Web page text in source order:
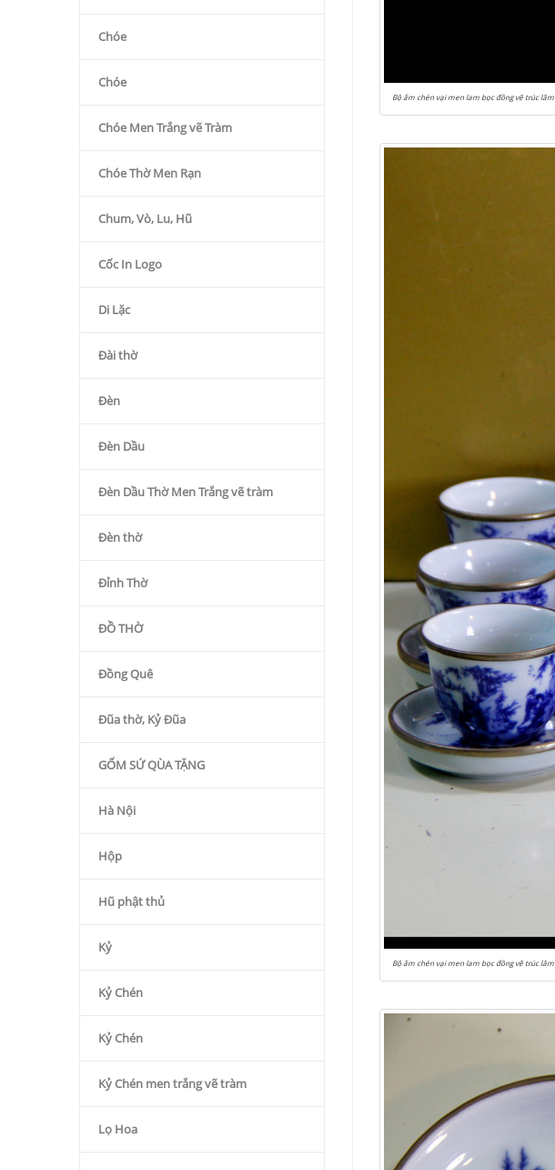
Chóe
Chóe
Chóe Men Trắng vẽ Tràm
Chóe Thờ Men Rạn
Chum, Vò, Lu, Hũ
Cốc In Logo
Di Lặc
Đài thờ
Đèn
Đèn Dầu
Đèn Dầu Thờ Men Trắng vẽ tràm
Đèn thờ
Đỉnh Thờ
ĐỒ THỜ
Đồng Quê
Đũa thờ, Kỷ Đũa
GỐM SỨ QÙA TẶNG
Hà Nội
Hộp
Hũ phật thủ
Kỷ
Kỷ Chén
Kỷ Chén
Kỷ Chén men trắng vẽ tràm
Lọ Hoa
Bộ ấm chén vại men lam bọc đồng vẽ trúc lâm
Bộ ấm chén vại men lam bọc đồng vẽ trúc lâm